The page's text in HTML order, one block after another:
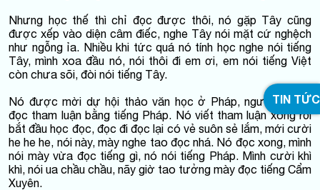
TIN TỨC
Nhưng học thế thì chỉ đọc được thôi, nó gặp Tây cũng
được xếp vào diện câm điếc, nghe Tây nói mặt cứ nghệch
như ngỗng ỉa. Nhiều khi tức quá nó tính học nghe nói tiếng
Tây, mình xoa đầu nó, nói thôi đi em ơi, em nói tiếng Việt
còn chưa sõi, đòi nói tiếng Tây.
Nó được mời dự hội thảo văn học ở Pháp, người ta bắt
đọc tham luận bằng tiếng Pháp. Nó viết tham luận xong rồi
bắt đầu học đọc, đọc đi đọc lại có vẻ suôn sẻ lắm, mới cười
he he he, nói này, mày nghe tao đọc nhá. Nó đọc xong, mình
nói mày vừa đọc tiếng gì, nó nói tiếng Pháp. Mình cười khì
khì, nói ua chầu chầu, nãy giờ tao tưởng mày đọc tiếng Cẩm
Xuyên.